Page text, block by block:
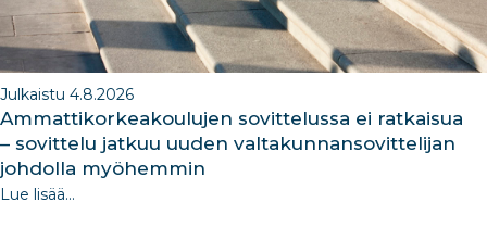
Julkaistu 4.8.2026
Ammattikorkeakoulujen sovittelussa ei ratkaisua
– sovittelu jatkuu uuden valtakunnansovittelijan
johdolla myöhemmin
Lue lisää...